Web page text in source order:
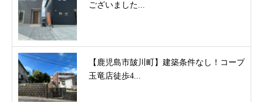
ございました...
【鹿児島市皷川町】建築条件なし！コープ
玉竜店徒歩4...